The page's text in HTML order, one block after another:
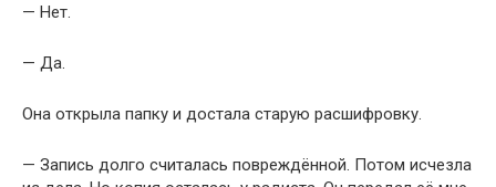
— Нет.
— Да.
Она открыла папку и достала старую расшифровку.
— Запись долго считалась повреждённой. Потом исчезла